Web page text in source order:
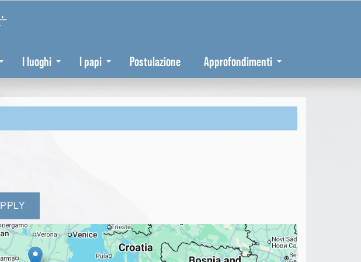
I luoghi I papi Postulazione Approfondimenti